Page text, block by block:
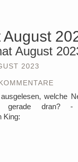
August
2023
welche
dran? -
King: